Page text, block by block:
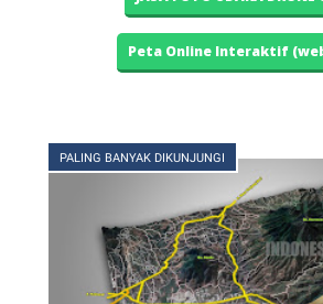
Peta Online Interaktif
PALING BANYAK DIKUNJUNGI